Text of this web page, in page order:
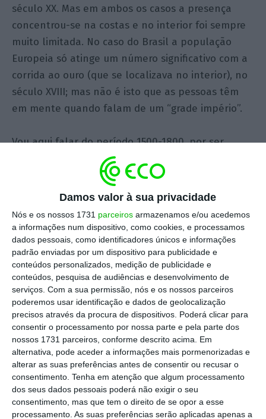
Damos valor à sua privacidade
Nós e os nossos 1731 parceiros armazenamos e/ou acedemos
a informações num dispositivo, como cookies, e processamos
dados pessoais, como identificadores únicos e informações
padrão enviadas por um dispositivo para publicidade e
conteúdos personalizados, medição de publicidade e
conteúdos, pesquisa de audiências e desenvolvimento de
serviços. Com a sua permissão, nós e os nossos parceiros
poderemos usar identificação e dados de geolocalização
precisos através da procura de dispositivos. Poderá clicar para
consentir o processamento por nossa parte e pela parte dos
nossos 1731 parceiros, conforme descrito acima. Em
alternativa, pode aceder a informações mais pormenorizadas e
alterar as suas preferências antes de consentir ou recusar o
consentimento. Tenha em atenção que algum processamento
dos seus dados pessoais poderá não exigir o seu
consentimento, mas que tem o direito de se opor a esse
processamento. As suas preferências serão aplicadas apenas a
século XX. Mas em ambos os casos a presença
concentrou-se na costas e no interior foi sempre
muito limitada. No caso do Brasil a população
Europeia só atinge um número significativo com a
corrida ao ouro (que se localizava no interior), no
século XVIII; mas não é isto que as pessoas têm
em mente quando falam de um “grade império”.
Vou aqui falar do período 1500-1800, por ser
neste período que incidem os maiores mitos.
Neste período, a Europa não estava muito à
termos científicos ou tecnológicos. Aliás, até há
uma tese muito famosa, de Kenneth Pomeranz,
segundo o qual, mesmo em 1800, as partes mais
ricas da China eram tão ricas como as partes mais
ricas da Europa (“A Grande Divergência” –este
livro já está traduzido em Português). Também
vale a pena explorar o site dedicado a estes
assuntos, de Bin Wong e Pomeranz,disponível
aqui.
Em relação a 1800, é hoje certo que esta tese é
exagerada. Mas em relação ao período 1500-1700